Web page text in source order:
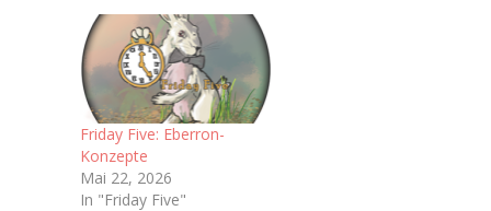
Friday Five: Eberron-
Konzepte
Mai 22, 2026
In "Friday Five"